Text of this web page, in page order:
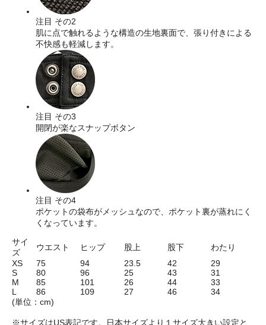
注目 その2
肌に点で触れるような構造の生地裏面で、張り付きによる
不快感も軽減します。
注目 その3
開閉が楽なスナップボタン
注目 その4
ポケットの袋布がメッシュなので、ポケット裏が蒸れにく
くなっています。
サイ
ズ
ウエスト ヒップ 股上 股下
わたり
XS
75 94 23.5 42
29
S
80 96 25 43
31
M
85 101 26 44
33
L
86 109 27 46
34
(単位：cm)
※サイズはUS表記です。日本サイズより１サイズ大きい設定と